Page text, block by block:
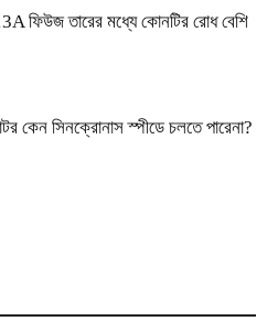
ফিউজ তারের মধ্যে কোনটির রোধ বেশি
কেন সিনক্রোনাস স্পীডে চলতে পারেনা?